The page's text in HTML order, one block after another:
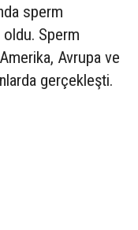
sperm
oldu. Sperm
Avrupa ve
gerçekleşti.